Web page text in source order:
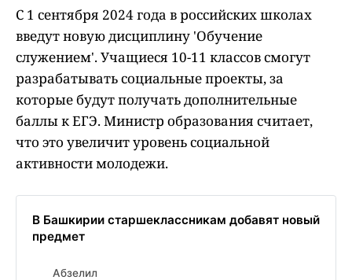
С 1 сентября 2024 года в российских школах
введут новую дисциплину 'Обучение
служением'. Учащиеся 10-11 классов смогут
разрабатывать социальные проекты, за
которые будут получать дополнительные
баллы к ЕГЭ. Министр образования считает,
что это увеличит уровень социальной
активности молодежи.
В Башкирии старшеклассникам добавят новый
предмет
Абзелил